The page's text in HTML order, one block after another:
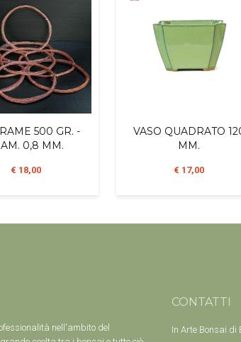
500 GR. -
0,8 MM.
€ 18,00
VASO QUADRATO
MM.
€ 17,00
nell'ambito del
CONTATTI
In Arte Bonsai di